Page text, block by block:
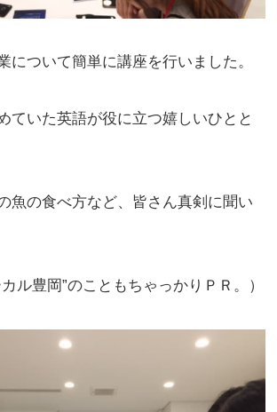
について簡単に講座を行いました。
ていた英語が役に立つ嬉しいひとと
魚の食べ方など、皆さん真剣に聞い
カル豊岡”のこともちゃっかりＰＲ。）